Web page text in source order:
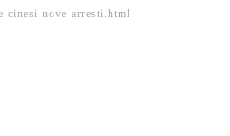
cinesi-nove-arresti.html